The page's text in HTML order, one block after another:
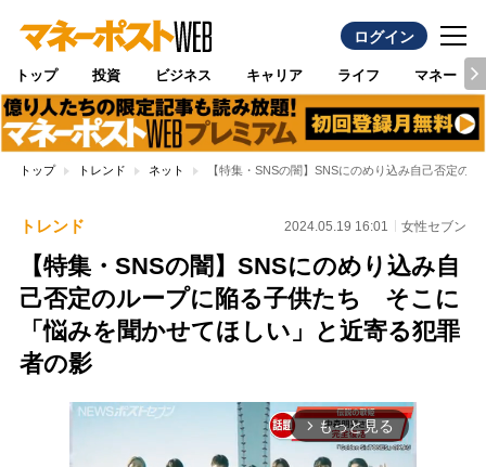
ログイン
トップ 投資 ビジネス キャリア ライフ マネー
トップ トレンド ネット 【特集・SNSの闇】SNSにのめり込み自己否定の
トレンド 2024.05.19 16:01 女性セブン
【特集・SNSの闇】SNSにのめり込み自
己否定のループに陥る子供たち そこに
「悩みを聞かせてほしい」と近寄る犯罪
者の影
arrow_forward_ios もっと見る